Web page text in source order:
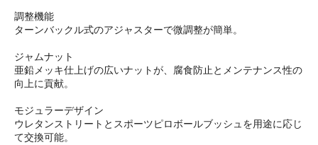
調整機能
ターンバックル式のアジャスターで微調整が簡単。
ジャムナット
亜鉛メッキ仕上げの広いナットが、腐食防止とメンテナンス性の
向上に貢献。
モジュラーデザイン
ウレタンストリートとスポーツピロボールブッシュを用途に応じ
て交換可能。